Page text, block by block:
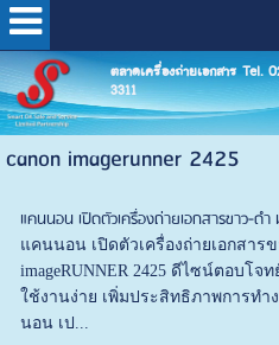
ตลาดเครื่องถ่ายเอกสาร
3311
canon imagerunner 2425
แคนนอน เปิดตัวเครื่องถ่ายเอกสารขาว-ด
แคนนอน เปิดตัวเครื่องถ่ายเอกสา
imageRUNNER 2425 ดีไซน์ตอบโ
ใช้งานง่าย เพิ่มประสิทธิภาพการทำ
นอน เป...